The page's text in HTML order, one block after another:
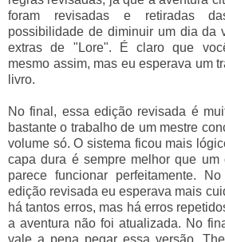
foram revisadas e retiradas
possibilidade de diminuir um dia da
extras de "Lore". É claro que
mesmo assim, mas eu esperava um
livro.
No final, essa edição revisada é
bastante o trabalho de um mestre
volume só. O sistema ficou mais
capa dura é sempre melhor que
parece funcionar perfeitamente.
edição revisada eu esperava mais
há tantos erros, mas há erros
a aventura não foi atualizada. No
vale a pena pegar essa versão.